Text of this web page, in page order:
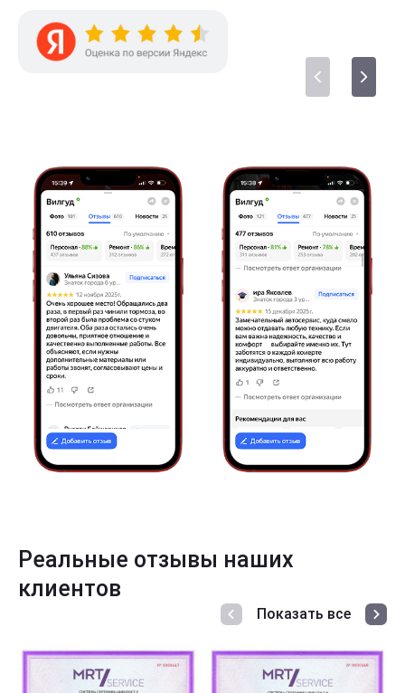
Реальные отзывы наших
клиентов
Показать все